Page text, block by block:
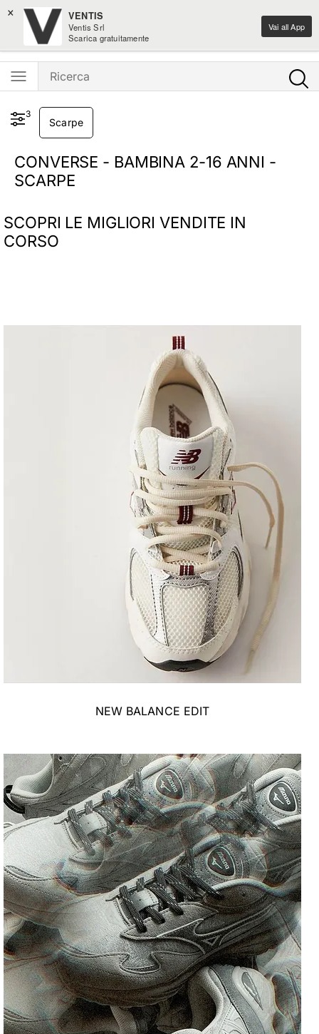
× VENTIS
Ventis Srl
Scarica gratuitamente
Vai all App
Ventis - L'e-shopping parla italiano
3
Scarpe
CONVERSE - BAMBINA 2-16 ANNI -
SCARPE
SCOPRI LE MIGLIORI VENDITE IN
CORSO
NEW BALANCE EDIT